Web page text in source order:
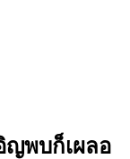
อิญพบก็เผลอ